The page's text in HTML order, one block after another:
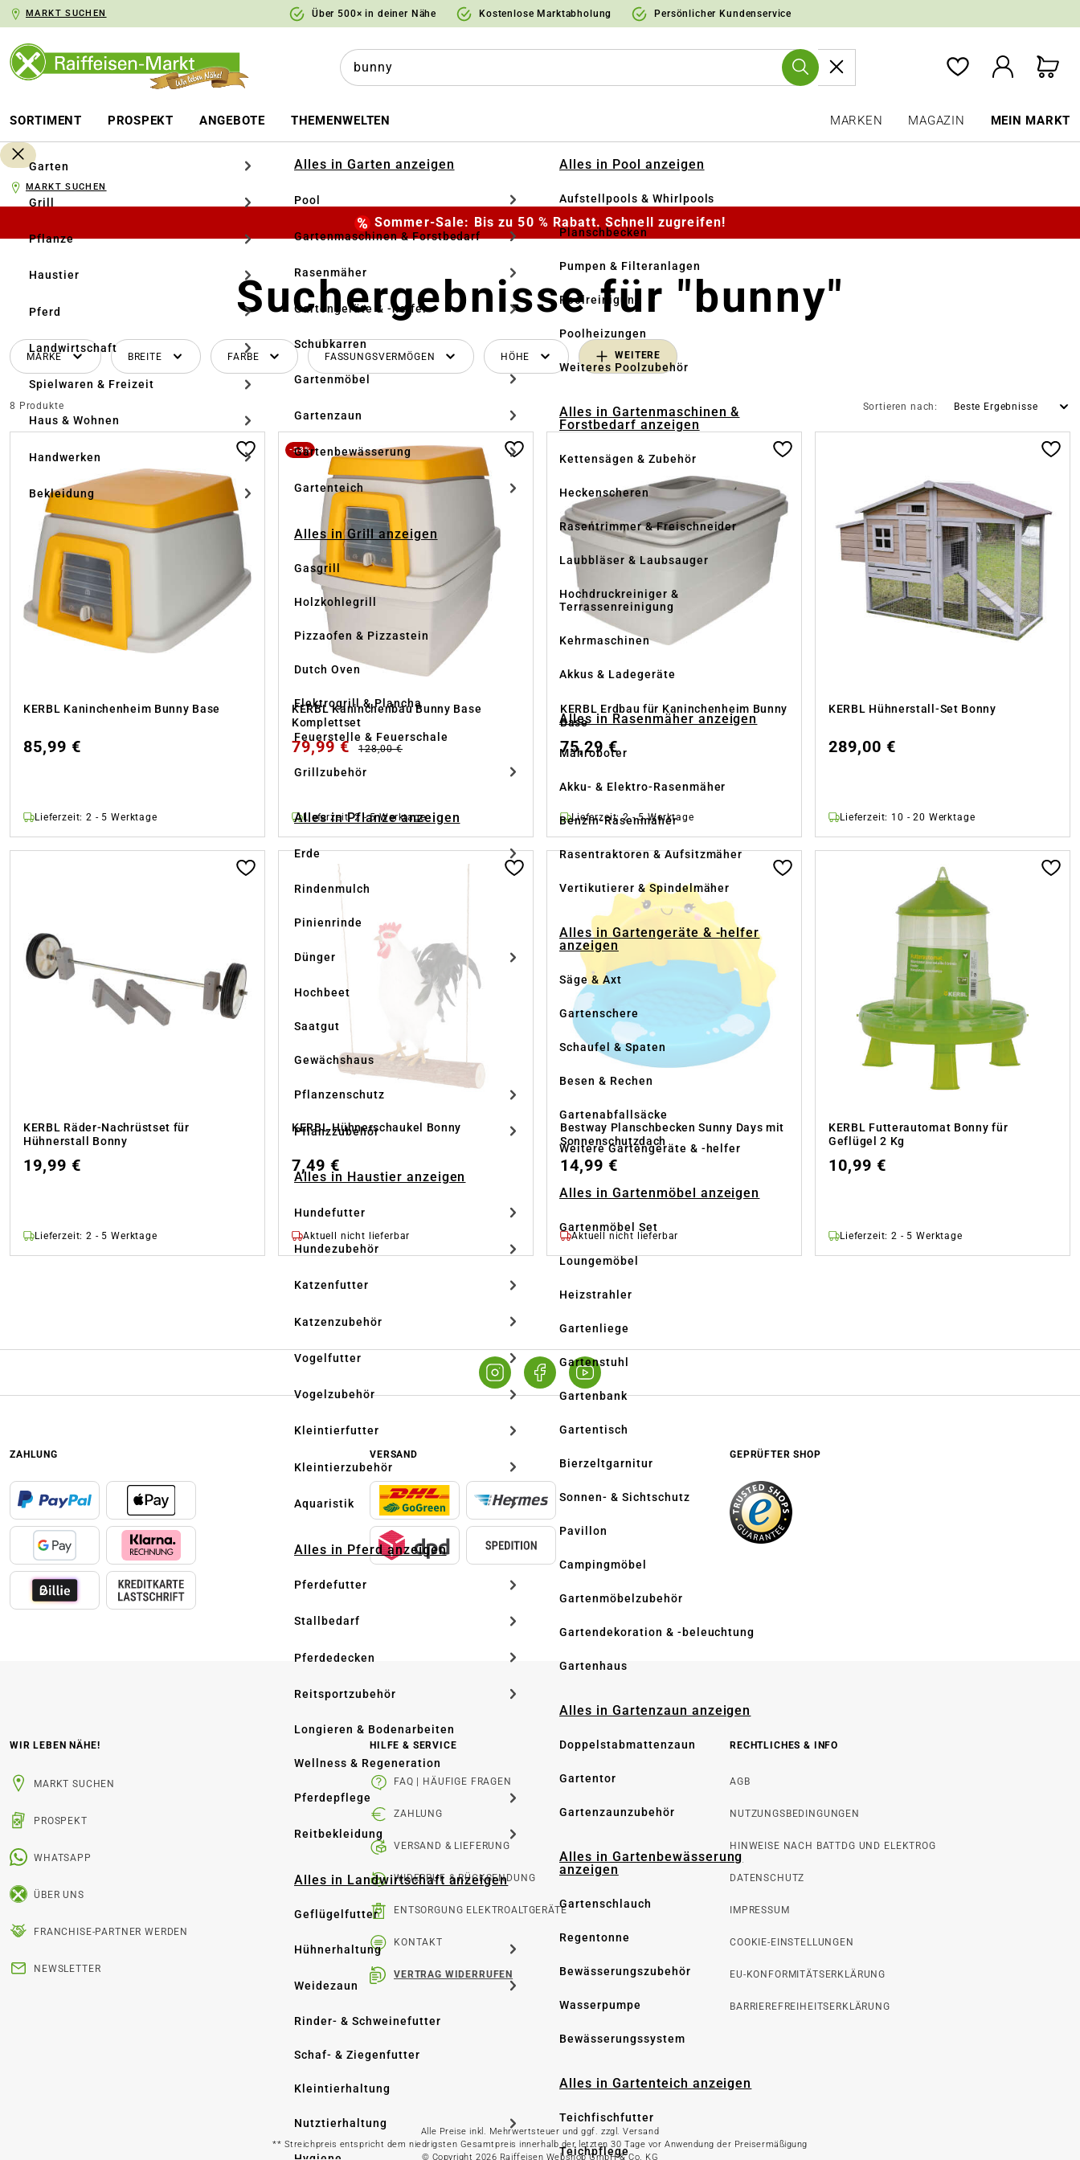
Zur Hauptnavigation springen
MARKT SUCHEN Über 500× in deiner Nähe Kostenlose Marktabholung Persönlicher Kundenservice
SORTIMENT PROSPEKT ANGEBOTE THEMENWELTEN MARKEN MAGAZIN MEIN MARKT
Garten
Grill
Pflanze
Haustier
Pferd
Landwirtschaft
Spielwaren & Freizeit
Haus & Wohnen
Handwerken
Bekleidung
Alles in Garten anzeigen
Pool
Gartenmaschinen & Forstbedarf
Rasenmäher
Gartengeräte & -helfer
Schubkarren
Gartenmöbel
Gartenzaun
Gartenbewässerung
Gartenteich
Alles in Grill anzeigen
Gasgrill
Holzkohlegrill
Pizzaofen & Pizzastein
Dutch Oven
Elektrogrill & Plancha
Feuerstelle & Feuerschale
Grillzubehör
Alles in Pflanze anzeigen
Erde
Rindenmulch
Pinienrinde
Dünger
Hochbeet
Saatgut
Gewächshaus
Pflanzenschutz
Pflanzzubehör
Alles in Haustier anzeigen
Hundefutter
Hundezubehör
Katzenfutter
Katzenzubehör
Vogelfutter
Vogelzubehör
Kleintierfutter
Kleintierzubehör
Aquaristik
Alles in Pferd anzeigen
Pferdefutter
Stallbedarf
Pferdedecken
Reitsportzubehör
Longieren & Bodenarbeiten
Wellness & Regeneration
Pferdepflege
Reitbekleidung
Alles in Landwirtschaft anzeigen
Geflügelfutter
Hühnerhaltung
Weidezaun
Rinder- & Schweinefutter
Schaf- & Ziegenfutter
Kleintierhaltung
Nutztierhaltung
Alles in Pool anzeigen
Aufstellpools & Whirlpools
Planschbecken
Pumpen & Filteranlagen
Poolreinigung
Poolheizungen
Weiteres Poolzubehör
Alles in Gartenmaschinen &
Forstbedarf anzeigen
Kettensägen & Zubehör
Heckenscheren
Rasentrimmer & Freischneider
Laubbläser & Laubsauger
Hochdruckreiniger &
Terrassenreinigung
Kehrmaschinen
Akkus & Ladegeräte
Alles in Rasenmäher anzeigen
Mähroboter
Akku- & Elektro-Rasenmäher
Benzin-Rasenmäher
Rasentraktoren & Aufsitzmäher
Vertikutierer & Spindelmäher
Alles in Gartengeräte & -helfer
anzeigen
Säge & Axt
Gartenschere
Schaufel & Spaten
Besen & Rechen
Gartenabfallsäcke
Weitere Gartengeräte & -helfer
Alles in Gartenmöbel anzeigen
Gartenmöbel Set
Loungemöbel
Heizstrahler
Gartenliege
Gartenstuhl
Gartenbank
Gartentisch
Bierzeltgarnitur
Sonnen- & Sichtschutz
Pavillon
Campingmöbel
Gartenmöbelzubehör
Gartendekoration & -beleuchtung
Gartenhaus
Alles in Gartenzaun anzeigen
Doppelstabmattenzaun
Gartentor
Gartenzaunzubehör
Alles in Gartenbewässerung
anzeigen
Gartenschlauch
Regentonne
Bewässerungszubehör
Wasserpumpe
Bewässerungssystem
Alles in Gartenteich anzeigen
Teichfischfutter
Teichpflege
MARKT SUCHEN
Sommer-Sale: Bis zu 50 % Rabatt. Schnell zugreifen!
Suchergebnisse für "bunny"
MARKE BREITE FARBE FASSUNGSVERMÖGEN HÖHE WEITERE
8 Produkte Sortieren nach:
KERBL Kaninchenheim Bunny Base
85,99 €
Lieferzeit: 2 - 5 Werktage
-38%
KERBL Kaninchenbau Bunny Base
Komplettset
79,99 € 128,00 €
Lieferzeit: 2 - 5 Werktage
KERBL Erdbau für Kaninchenheim Bunny
Base
75,29 €
Lieferzeit: 2 - 5 Werktage
KERBL Hühnerstall-Set Bonny
289,00 €
Lieferzeit: 10 - 20 Werktage
KERBL Räder-Nachrüstset für
Hühnerstall Bonny
19,99 €
Lieferzeit: 2 - 5 Werktage
KERBL Hühnerschaukel Bonny
7,49 €
Aktuell nicht lieferbar
Bestway Planschbecken Sunny Days mit
Sonnenschutzdach
14,99 €
Aktuell nicht lieferbar
KERBL Futterautomat Bonny für
Geflügel 2 Kg
10,99 €
Lieferzeit: 2 - 5 Werktage
ZAHLUNG VERSAND GEPRÜFTER SHOP
WIR LEBEN NÄHE!
MARKT SUCHEN
PROSPEKT
WHATSAPP
ÜBER UNS
FRANCHISE-PARTNER WERDEN
NEWSLETTER
HILFE & SERVICE
FAQ | HÄUFIGE FRAGEN
ZAHLUNG
VERSAND & LIEFERUNG
WIDERRUF & RÜCKSENDUNG
ENTSORGUNG ELEKTROALTGERÄTE
KONTAKT
VERTRAG WIDERRUFEN
RECHTLICHES & INFO
AGB
NUTZUNGSBEDINGUNGEN
HINWEISE NACH BATTDG UND ELEKTROG
DATENSCHUTZ
IMPRESSUM
COOKIE-EINSTELLUNGEN
EU-KONFORMITÄTSERKLÄRUNG
BARRIEREFREIHEITSERKLÄRUNG
Alle Preise inkl. Mehrwertsteuer und ggf. zzgl. Versand
** Streichpreis entspricht dem niedrigsten Gesamtpreis innerhalb der letzten 30 Tage vor Anwendung der Preisermäßigung
© Copyright 2026 Raiffeisen Webshop GmbH & Co. KG